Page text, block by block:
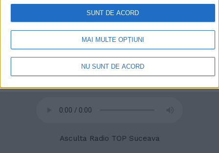
retrageți consimțământul în orice moment, revenind la acest site
și făcând clic pe butonul "Confidențialitate" din partea de jos a
paginii web.
MAI MULTE OPȚIUNI
NU SUNT DE ACORD
SUNT DE ACORD
Radio TOP Suceava 104 FM
Asculta Radio TOP Suceava